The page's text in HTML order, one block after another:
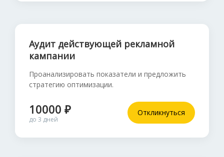
Аудит действующей рекламной
кампании
Проанализировать показатели и предложить
стратегию оптимизации.
10000 ₽
до 3 дней
Откликнуться